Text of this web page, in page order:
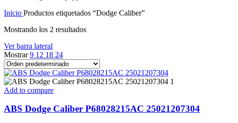
Inicio Productos etiquetados “Dodge Caliber”
Mostrando los 2 resultados
Ver barra lateral
Mostrar9 12 18 24
Add to compare
ABS Dodge Caliber P68028215AC 25021207304